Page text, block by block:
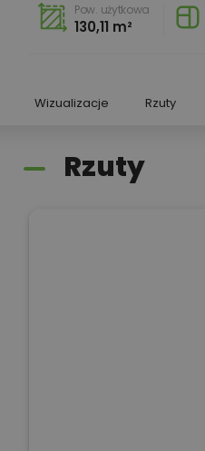
Pow. użytkowa
130,11 m²
Wizualizacje Rzuty
Rzuty